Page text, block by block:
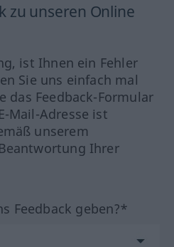
zu unseren Online
ist Ihnen ein Fehler
Sie uns einfach mal
das Feedback-Formular
Mail-Adresse ist
unserem
Ihrer
Feedback geben?*